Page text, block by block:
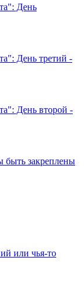
День
День третий -
День второй -
закреплены
или чья-то